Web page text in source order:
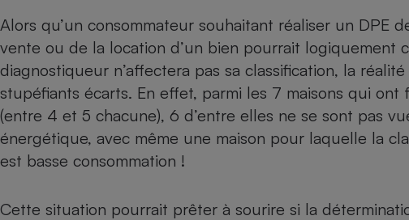
Alors qu’un consommateur souhaitant réaliser un DPE
vente ou de la location d’un bien pourrait logiquement
diagnostiqueur n’affectera pas sa classification, la
stupéfiants écarts. En effet, parmi les 7 maisons qui ont
(entre 4 et 5 chacune), 6 d’entre elles ne se sont pas
énergétique, avec même une maison pour laquelle la
est basse consommation !
Cette situation pourrait prêter à sourire si la
Complément
alimentaire
Comparateur auto
Comparatif centrale vapeur
Gros électroménager
Petit électroménager -
Informatique
Internet
Téléphonie
Sécurité domestique
connexion Internet